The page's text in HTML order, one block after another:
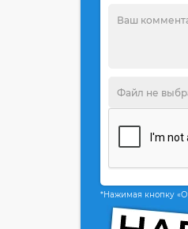
*Нажимая кнопку